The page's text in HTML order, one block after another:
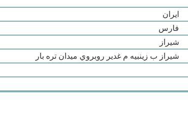
ایران
فارس
شيراز
شيراز ب زينبيه م غدير روبروي ميدان تره بار